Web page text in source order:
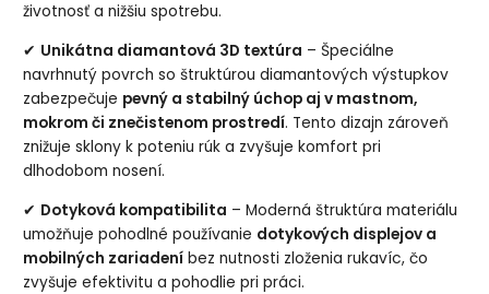
životnosť a nižšiu spotrebu.
✔ Unikátna diamantová 3D textúra – Špeciálne
navrhnutý povrch so štruktúrou diamantových výstupkov
zabezpečuje pevný a stabilný úchop aj v mastnom,
mokrom či znečistenom prostredí. Tento dizajn zároveň
znižuje sklony k poteniu rúk a zvyšuje komfort pri
dlhodobom nosení.
✔ Dotyková kompatibilita – Moderná štruktúra materiálu
umožňuje pohodlné používanie dotykových displejov a
mobilných zariadení bez nutnosti zloženia rukavíc, čo
zvyšuje efektivitu a pohodlie pri práci.